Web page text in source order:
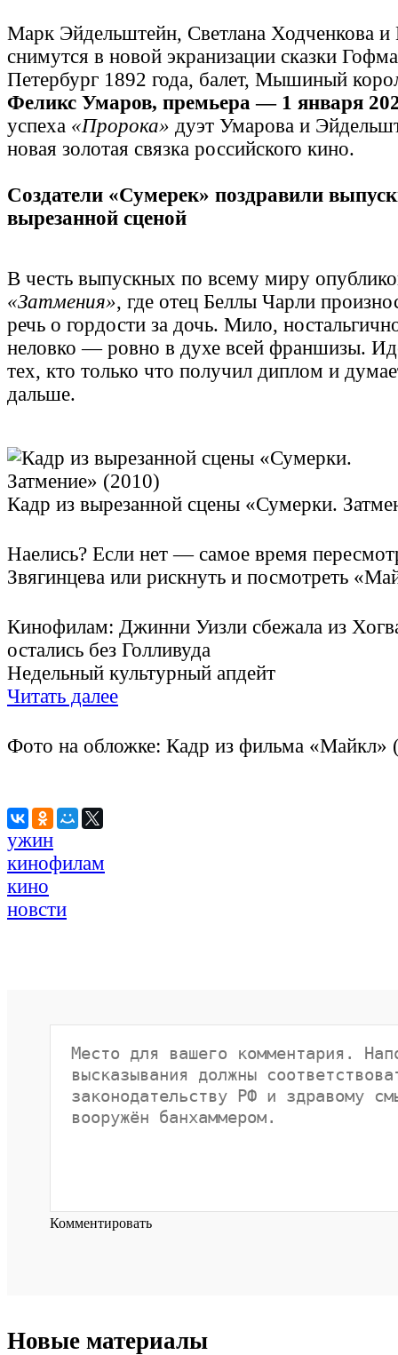
Марк Эйдельштейн, Светлана Ходченкова
снимутся в новой экранизации сказки
Петербург 1892 года, балет, Мышиный
Феликс Умаров, премьера — 1 января
успеха «Пророка» дуэт Умарова и
новая золотая связка российского кино.
Создатели «Сумерек» поздравили
вырезанной сценой
В честь выпускных по всему миру
«Затмения», где отец Беллы Чарли
речь о гордости за дочь. Мило,
неловко — ровно в духе всей франшизы.
тех, кто только что получил диплом и
дальше.
Кадр из вырезанной сцены «Сумерки.
Наелись? Если нет — самое время
Звягинцева или рискнуть и посмотреть
Кинофилам: Джинни Уизли сбежала из
остались без Голливуда
Недельный культурный апдейт
Читать далее
Фото на обложке: Кадр из фильма
ужин
кинофилам
кино
новсти
Комментировать
Новые материалы